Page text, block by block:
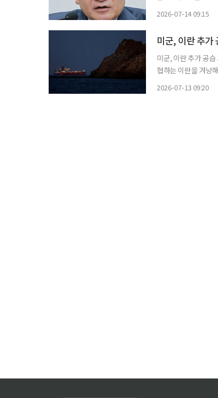
2026-07-14 09:15
미군, 이란 추가 공습 개시 미군 중부사령부가 12일(현지시간) 호르무즈
협하는 이란을 겨냥
2026-07-13 09:20